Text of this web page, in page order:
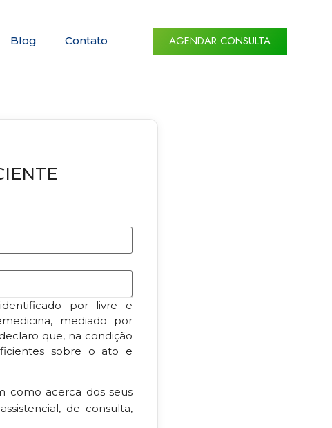
Blog Contato AGENDAR CONSULTA
por livre e
mediado por
que, na condição
sobre o ato e
como acerca dos seus
de consulta,